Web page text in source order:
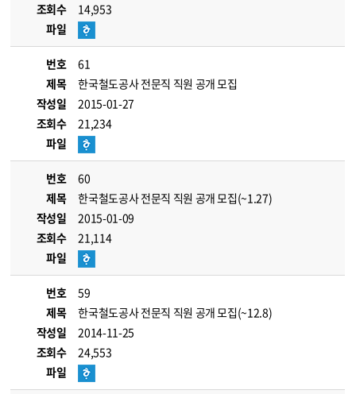
조회수
14,953
파일
번호
61
제목
한국철도공사 전문직 직원 공개 모집
작성일
2015-01-27
조회수
21,234
파일
번호
60
제목
한국철도공사 전문직 직원 공개 모집(~1.27)
작성일
2015-01-09
조회수
21,114
파일
번호
59
제목
한국철도공사 전문직 직원 공개 모집(~12.8)
작성일
2014-11-25
조회수
24,553
파일